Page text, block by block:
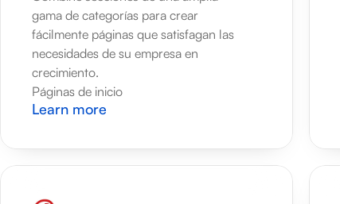
gama de categorías para crear
fácilmente páginas que satisfagan las
necesidades de su empresa en
crecimiento.
Páginas de inicio
Learn more